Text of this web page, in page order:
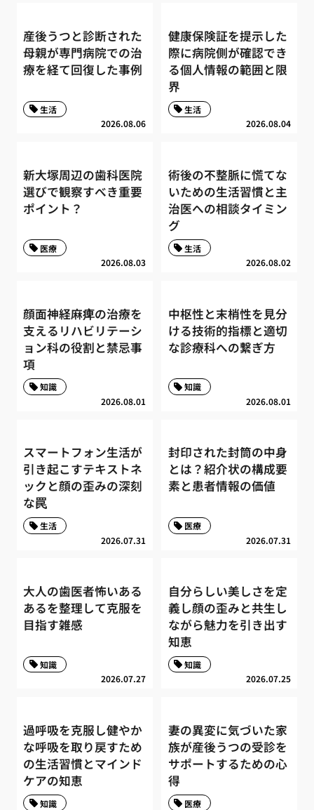
産後うつと診断された
母親が専門病院での治
療を経て回復した事例
2026.08.06
生活
健康保険証を提示した
際に病院側が確認でき
る個人情報の範囲と限
界
2026.08.04
生活
新大塚周辺の歯科医院
選びで観察すべき重要
ポイント？
2026.08.03
医療
術後の不整脈に慌てな
いための生活習慣と主
治医への相談タイミン
グ
2026.08.02
生活
顔面神経麻痺の治療を
支えるリハビリテーシ
ョン科の役割と禁忌事
項
2026.08.01
知識
中枢性と末梢性を見分
ける技術的指標と適切
な診療科への繋ぎ方
2026.08.01
知識
スマートフォン生活が
引き起こすテキストネ
ックと顔の歪みの深刻
な罠
2026.07.31
生活
封印された封筒の中身
とは？紹介状の構成要
素と患者情報の価値
2026.07.31
医療
大人の歯医者怖いある
あるを整理して克服を
目指す雑感
2026.07.27
知識
自分らしい美しさを定
義し顔の歪みと共生し
ながら魅力を引き出す
知恵
2026.07.25
知識
過呼吸を克服し健やか
な呼吸を取り戻すため
の生活習慣とマインド
ケアの知恵
知識
妻の異変に気づいた家
族が産後うつの受診を
サポートするための心
得
医療